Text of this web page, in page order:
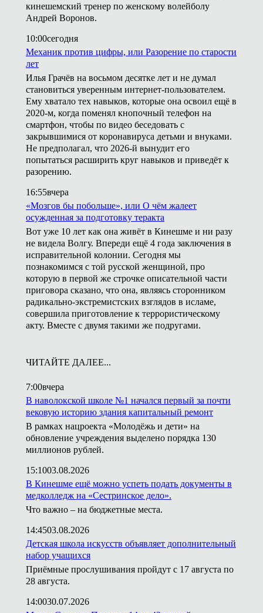
кинешемский тренер по женскому волейболу
Андрей Воронов.
10:00сегодня
Механик против цифры, или Разорение по старости
лет
Илья Грачёв на восьмом десятке лет и не думал
становиться уверенным интернет-пользователем.
Ему хватало тех навыков, которые она освоил ещё в
2020-м, когда поменял кнопочный телефон на
смартфон, чтобы по видео беседовать с
закрывшимися от коронавируса детьми и внуками.
Не предполагал, что 2026-й вынудит его
попытаться расширить круг навыков и приведёт к
разорению.
16:55вчера
«Мозгов бы побольше», или О чём жалеет
осужденная за подготовку теракта
Вот уже 10 лет как она живёт в Кинешме и ни разу
не видела Волгу. Впереди ещё 4 года заключения в
исправительной колонии. Сегодня мы
познакомимся с той русской женщиной, про
которую в первой же строчке описательной части
приговора сказано, что она, являясь сторонником
радикально-экстремистских взглядов в исламе,
совершила приготовление к террористическому
акту. Вместе с двумя такими же подругами.
ЧИТАЙТЕ ДАЛЕЕ...
7:00вчера
В наволокской школе №1 начался первый за почти
вековую историю здания капитальный ремонт
В рамках нацроекта «Молодёжь и дети» на
обновление учреждения выделено порядка 130
миллионов рублей.
15:1003.08.2026
В Кинешме ещё можно успеть подать документы в
медколледж на «Сестринское дело».
Что важно – на бюджетные места.
14:4503.08.2026
Детская школа искусств объявляет дополнительный
набор учащихся
Приёмные прослушивания пройдут с 17 августа по
28 августа.
14:0030.07.2026